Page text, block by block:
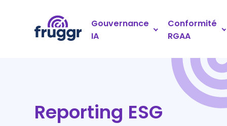
Gouvernance
IA
Conformité
RGAA
Reporting ESG